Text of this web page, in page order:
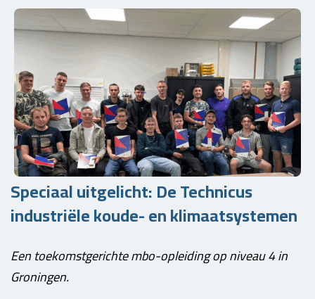
Speciaal uitgelicht: De Technicus
industriële koude- en klimaatsystemen
Een toekomstgerichte mbo-opleiding op niveau 4 in
Groningen.